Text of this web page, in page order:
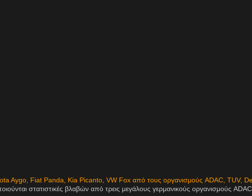
Aygo, Fiat Panda, Kia Picanto, VW Fox από τους οργανισμούς ADAC, TUV,
στατιστικές βλαβών από τρεις μεγάλους γερμανικούς οργανισμούς